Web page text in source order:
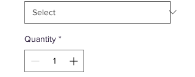
Quantity *